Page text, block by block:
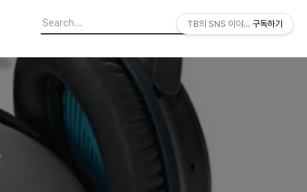
TB의 SNS 이야기 구독하기